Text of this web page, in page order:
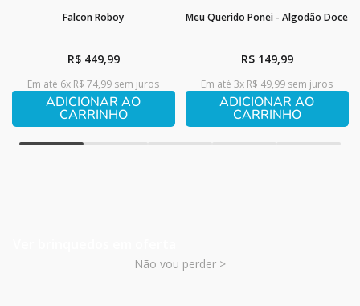
Falcon Roboy
R$ 449,99
Em até 6x R$ 74,99 sem juros
ADICIONAR AO
CARRINHO
Meu Querido Ponei - Algodão Doce
R$ 149,99
Em até 3x R$ 49,99 sem juros
ADICIONAR AO
CARRINHO
Não vou perder >